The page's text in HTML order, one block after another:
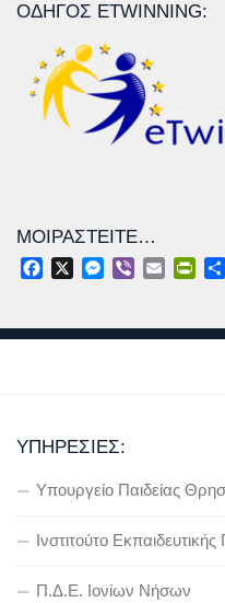
ΟΔΗΓΌΣ ETWINNING:
ΜΟΙΡΑΣΤΕΊΤΕ…
FacebookMessenger
Viber Email
ΥΠΗΡΕΣΊΕΣ:
Υπουργείο Παιδείας
Ινστιτούτο Εκπαιδευτικής
Π.Δ.Ε. Ιονίων Νήσων